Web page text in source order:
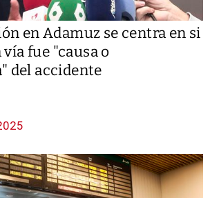
en Adamuz se centra en si
fue "causa o
del accidente